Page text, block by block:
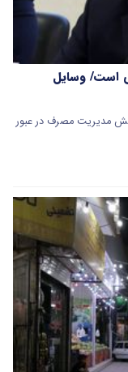
است/ وسایل
مدیریت مصرف در عبور